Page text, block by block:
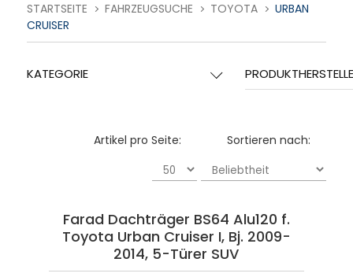
STARTSEITE FAHRZEUGSUCHE TOYOTA
URBAN
CRUISER
KATEGORIE
Sortieren nach:
Artikel pro Seite:
Farad Dachträger BS64 Alu120 f.
Toyota Urban Cruiser I, Bj. 2009-
2014, 5-Türer SUV